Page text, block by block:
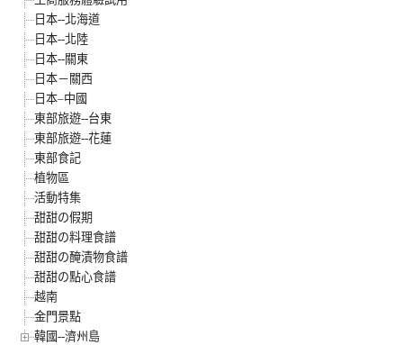
日本--北海道
日本--北陸
日本--關東
日本－關西
日本–中國
東部旅遊--台東
東部旅遊--花蓮
東部食記
植物區
活動特集
甜甜の假期
甜甜の料理食譜
甜甜の醃漬物食譜
甜甜の點心食譜
越南
金門景點
韓國--濟州島